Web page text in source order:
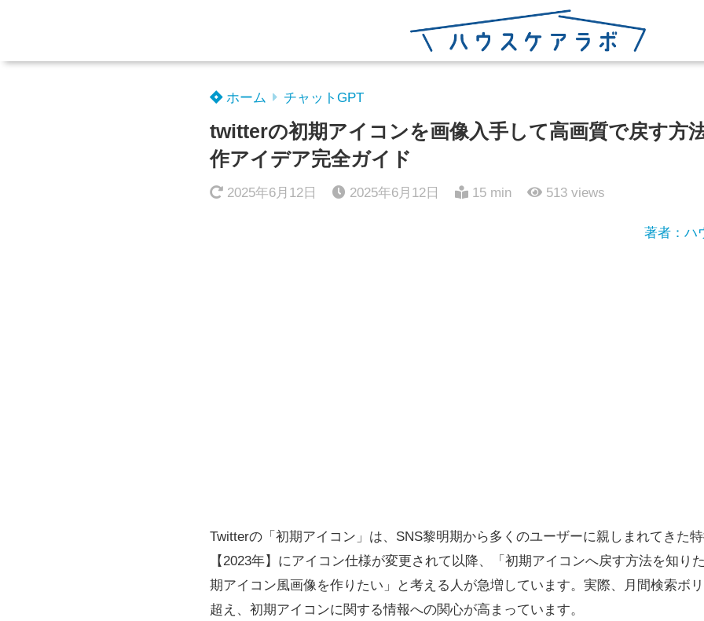
ホーム チャットGPT
twitterの初期アイコンを画像入手して高画質で戻す方
作アイデア完全ガイド
2025年6月12日 2025年6月12日 15 min 513 views
著者：ハ
Twitterの「初期アイコン」は、SNS黎明期から多くのユーザーに親しまれてきた
【2023年】にアイコン仕様が変更されて以降、「初期アイコンへ戻す方法を知り
期アイコン風画像を作りたい」と考える人が急増しています。実際、月間検索ボ
超え、初期アイコンに関する情報への関心が高まっています。